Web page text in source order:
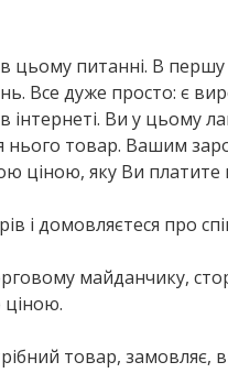
питанні. В першу
Все дуже просто: є
інтернеті. Ви у цьому
товар. Вашим
ціною, яку Ви
і домовляєтеся про
майданчику,
товар, замовляє,